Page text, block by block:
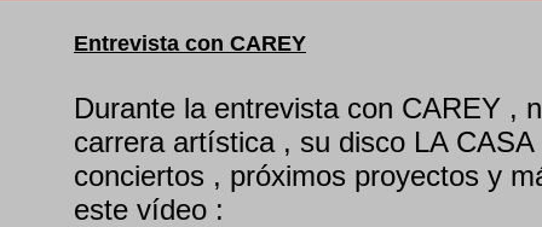
Entrevista con CAREY
Durante la entrevista con CAREY ,
carrera artística , su disco LA
conciertos , próximos proyectos y
este vídeo :